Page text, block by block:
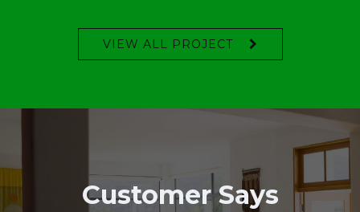
VIEW ALL PROJECT
Customer Says